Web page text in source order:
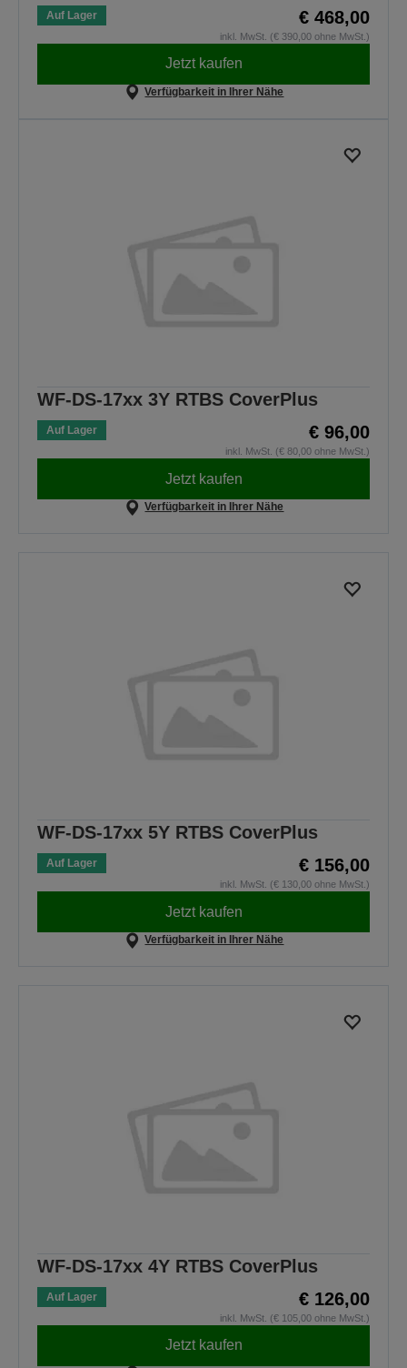
Auf Lager € 468,00
inkl. MwSt. (€ 390,00 ohne MwSt.)
Jetzt kaufen
Verfügbarkeit in Ihrer Nähe
WF-DS-17xx 3Y RTBS CoverPlus
Auf Lager € 96,00
inkl. MwSt. (€ 80,00 ohne MwSt.)
Jetzt kaufen
Verfügbarkeit in Ihrer Nähe
WF-DS-17xx 5Y RTBS CoverPlus
Auf Lager € 156,00
inkl. MwSt. (€ 130,00 ohne MwSt.)
Jetzt kaufen
Verfügbarkeit in Ihrer Nähe
WF-DS-17xx 4Y RTBS CoverPlus
Auf Lager € 126,00
inkl. MwSt. (€ 105,00 ohne MwSt.)
Jetzt kaufen